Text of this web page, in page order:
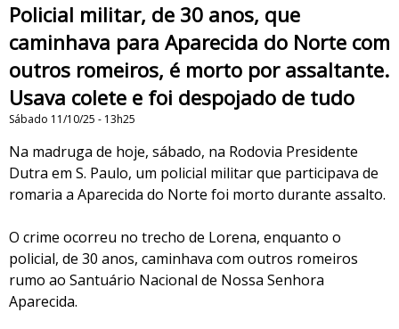
Policial militar, de 30 anos, que
caminhava para Aparecida do Norte com
outros romeiros, é morto por assaltante.
Usava colete e foi despojado de tudo
Sábado 11/10/25 - 13h25
Na madruga de hoje, sábado, na Rodovia Presidente
Dutra em S. Paulo, um policial militar que participava de
romaria a Aparecida do Norte foi morto durante assalto.
O crime ocorreu no trecho de Lorena, enquanto o
policial, de 30 anos, caminhava com outros romeiros
rumo ao Santuário Nacional de Nossa Senhora
Aparecida.